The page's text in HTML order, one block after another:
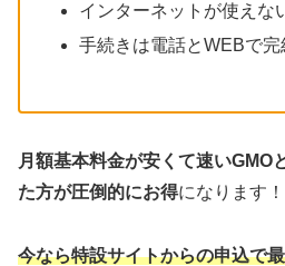
インターネットが使えな
手続きは電話とWEBで完
月額基本料金が安くて速いGMO
た方が圧倒的にお得になります！
今なら特設サイトからの申込で